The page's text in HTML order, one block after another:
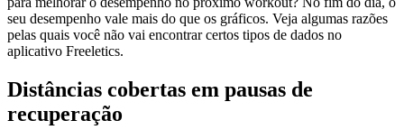
seu desempenho vale mais do que os gráficos. Veja algumas razões
pelas quais você não vai encontrar certos tipos de dados no
aplicativo Freeletics.
Distâncias cobertas em pausas de
recuperação